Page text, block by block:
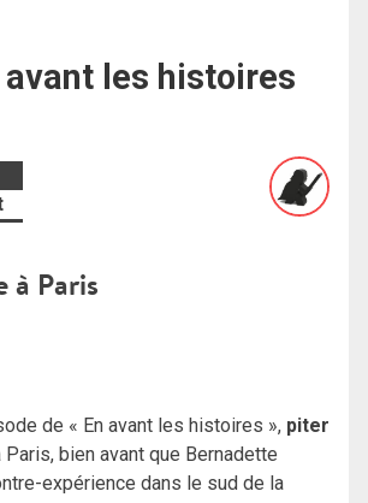
avant les histoires
à Paris
de « En avant les histoires », piter
bien avant que Bernadette
expérience dans le sud de la